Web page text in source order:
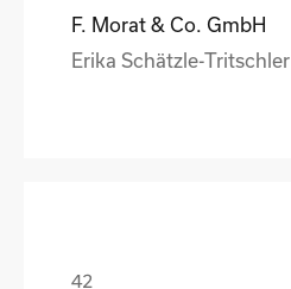
F. Morat & Co. GmbH
Erika Schätzle-Tritschler